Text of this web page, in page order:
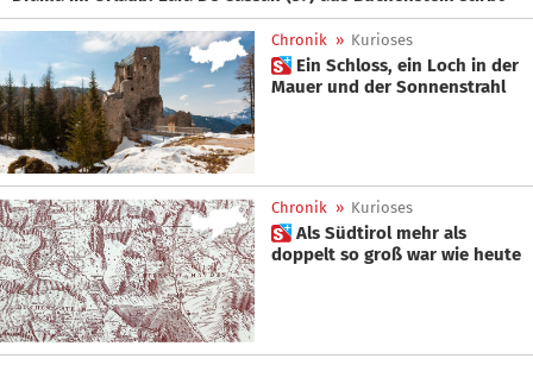
Chronik » Kurioses
 Ein Schloss, ein Loch in der
Mauer und der Sonnenstrahl
Chronik » Kurioses
 Als Südtirol mehr als
doppelt so groß war wie heute